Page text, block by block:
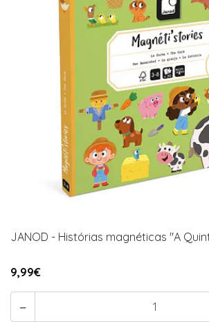
JANOD - Histórias magnéticas "A
9,99€
-